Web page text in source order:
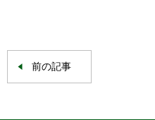
前の記事